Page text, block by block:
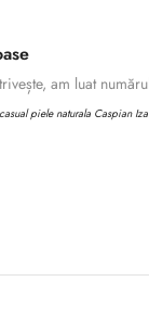
am luat
piele naturala Caspian